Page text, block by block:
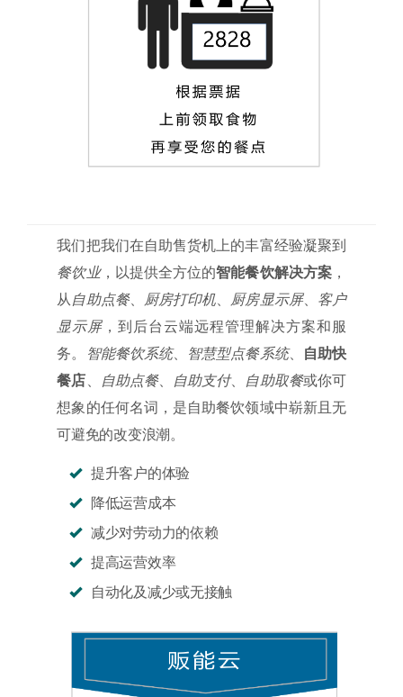
我们把我们在自助售货机上的丰富经验凝聚到
餐饮业，以提供全方位的智能餐饮解决方案，
从自助点餐、 厨房打印机、 厨房显示屏、 客户
显示屏 ，到后台云端远程管理解决方案和服
务。
智能餐饮系统、 智慧型点餐系统、
自助快
餐店、 自助点餐、 自助支付、 自助取餐或你可
想象的任何名词，是自助餐饮领域中崭新且无
可避免的改变浪潮。
提升客户的体验
降低运营成本
减少对劳动力的依赖
提高运营效率
自动化及减少或无接触